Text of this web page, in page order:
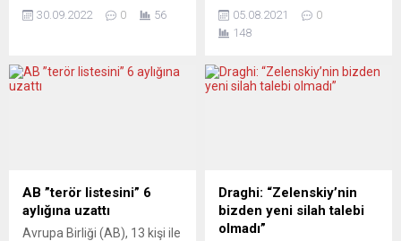
sabotaj sonrası meydana
bildirildi. İsveç devlet
Milletler Güvenlik Konseyi’ne
(BMGK) bir mektup yazdı....
30.09.2022 0 56
üzerine çekmeyi başarmış
bir iktisat düzeneği.
isimlerinden Giuseppe
ülkelerinde, yeni bir ekonomi
teorisi olan Modern Para
Teorisi (MPT) güç kazanıyor.
05.08.2021
0
148
AB ”terör listesini” 6
aylığına uzattı
Avrupa Birliği (AB), 13 kişi ile
Draghi: “Zelenskiy’nin
bizden yeni silah talebi
olmadı”